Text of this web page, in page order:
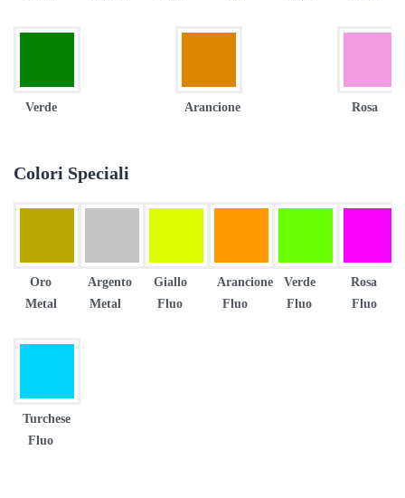
Verde Arancione Rosa
Colori Speciali
Oro
Metal
Argento
Metal
Giallo
Fluo
Arancione
Fluo
Verde
Fluo
Rosa
Fluo
Turchese
Fluo